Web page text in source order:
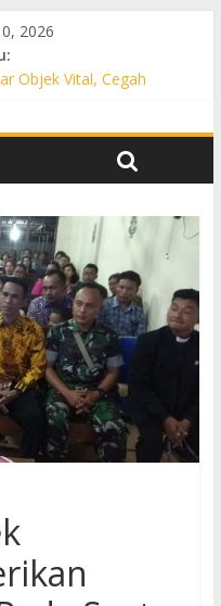
2026
Objek Vital, Cegah
Kamtibmas
Cegah 3C hingga
Perbankan hingga
Kamtibmas
Belasan Desa, Cegah